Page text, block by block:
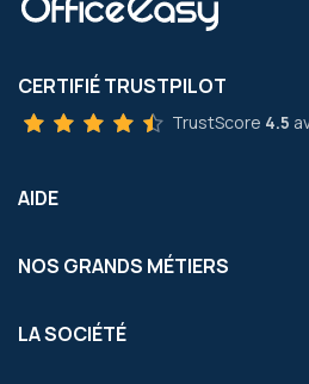
CERTIFIÉ TRUSTPILOT
TrustScore 4.5
AIDE
NOS GRANDS MÉTIERS
LA SOCIÉTÉ